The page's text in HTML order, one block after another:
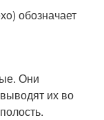
обозначает
Они
их во